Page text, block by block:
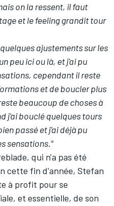
on la ressent, il faut
et le feeling grandit tour
ajustements sur les
peu ici ou là, et j'ai pu
cependant il reste
et de boucler plus
beaucoup de choses à
j'ai bouclé quelques tours
passé et j'ai déjà pu
sensations."
qui n'a pas été
cette fin d'année, Stefan
à profit pour se
et essentielle, de son